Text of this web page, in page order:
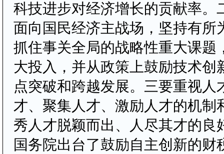
科技进步对经济增长的贡献率。
面向国民经济主战场，坚持有所
抓住事关全局的战略性重大课题
大投入，并从政策上鼓励技术创
点突破和跨越发展。三要重视人
才、聚集人才、激励人才的机制
秀人才脱颖而出、人尽其才的良
国务院出台了鼓励自主创新的财